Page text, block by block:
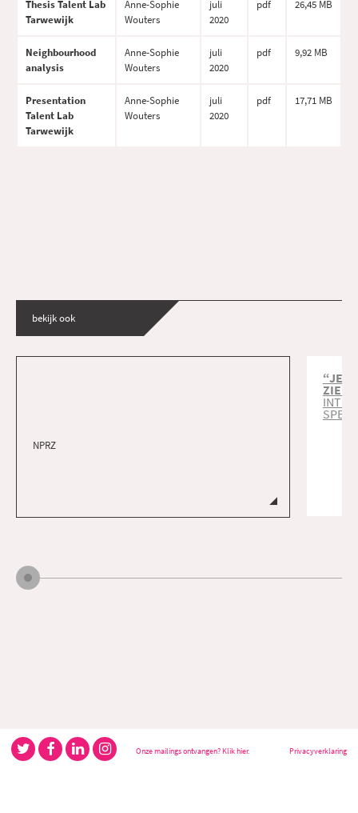
Thesis Talent Lab
Tarwewijk
Anne-Sophie
Wouters
juli
2020
pdf 26,45 MB
Neighbourhood
analysis
Anne-Sophie
Wouters
juli
2020
pdf 9,92 MB
Presentation
Talent Lab
Tarwewijk
Anne-Sophie
Wouters
juli
2020
pdf 17,71 MB
bekijk ook
NPRZ
“JE
ZIEN
Onze mailings ontvangen? Klik hier. Privacyverklaring